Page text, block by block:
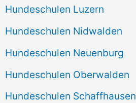
Hundeschulen Luzern
Hundeschulen Nidwalden
Hundeschulen Neuenburg
Hundeschulen Oberwalden
Hundeschulen Schaffhausen